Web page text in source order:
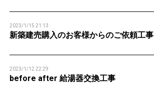
2023/1/15 21:13
新築建売購入のお客様からのご依頼工事
2023/1/12 22:29
before after 給湯器交換工事